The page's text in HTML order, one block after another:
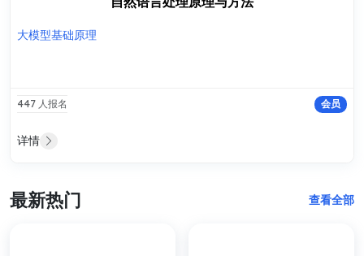
大模型基础原理
447 人报名 会员
详情
最新热门 查看全部